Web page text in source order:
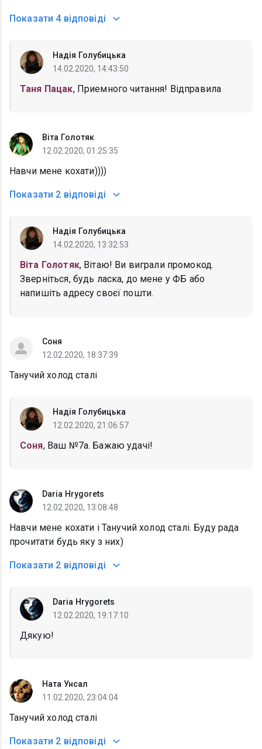
Показати 4 відповіді
Надія Голубицька
14.02.2020, 14:43:50
Таня Пацак, Приемного читання! Відправила
Віта Голотяк
12.02.2020, 01:25:35
Навчи мене кохати))))
Показати 2 відповіді
Надія Голубицька
14.02.2020, 13:32:53
Віта Голотяк, Вітаю! Ви виграли промокод.
Зверніться, будь ласка, до мене у ФБ або
напишіть адресу своєї пошти.
Соня
12.02.2020, 18:37:39
Танучий холод сталі
Надія Голубицька
12.02.2020, 21:06:57
Соня, Ваш №7а. Бажаю удачі!
Daria Hrygorets
12.02.2020, 13:08:48
Навчи мене кохати і Танучий холод сталі. Буду рада
прочитати будь яку з них)
Показати 2 відповіді
Daria Hrygorets
12.02.2020, 19:17:10
Дякую!
Ната Унсал
11.02.2020, 23:04:04
Танучий холод сталі
Показати 2 відповіді